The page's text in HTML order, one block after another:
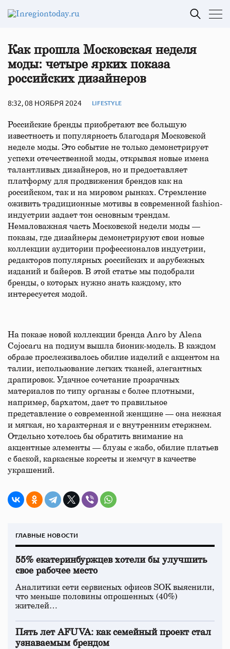
Как прошла Московская неделя
моды: четыре ярких показа
российских дизайнеров
8:32, 08 НОЯБРЯ 2024 LIFESTYLE
Российские бренды приобретают все большую
известность и популярность благодаря Московской
неделе моды. Это событие не только демонстрирует
успехи отечественной моды, открывая новые имена
талантливых дизайнеров, но и предоставляет
платформу для продвижения брендов как на
российском, так и на мировом рынках. Стремление
оживить традиционные мотивы в современной fashion-
индустрии задает тон основным трендам.
Немаловажная часть Московской недели моды —
показы, где дизайнеры демонстрируют свои новые
коллекции аудитории профессионалов индустрии,
редакторов популярных российских и зарубежных
изданий и байеров. В этой статье мы подобрали
бренды, о которых нужно знать каждому, кто
интересуется модой.
На показе новой коллекции бренда Anro by Alena
Cojocaru на подиум вышла бионик-модель. В каждом
образе прослеживалось обилие изделий с акцентом на
талии, использование легких тканей, элегантных
драпировок. Удачное сочетание прозрачных
материалов по типу органзы с более плотными,
например, бархатом, дает то правильное
представление о современной женщине — она нежная
и мягкая, но характерная и с внутренним стержнем.
Отдельно хотелось бы обратить внимание на
акцентные элементы — блузы с жабо, обилие платьев
с баской, каркасные корсеты и жемчуг в качестве
украшений.
ГЛАВНЫЕ НОВОСТИ
55% екатеринбуржцев хотели бы улучшить
свое рабочее место
Аналитики сети сервисных офисов SOK выяснили,
что меньше половины опрошенных (40%)
жителей…
Пять лет AFUVA: как семейный проект стал
узнаваемым брендом